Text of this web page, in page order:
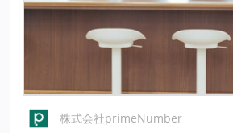
株式会社primeNumber